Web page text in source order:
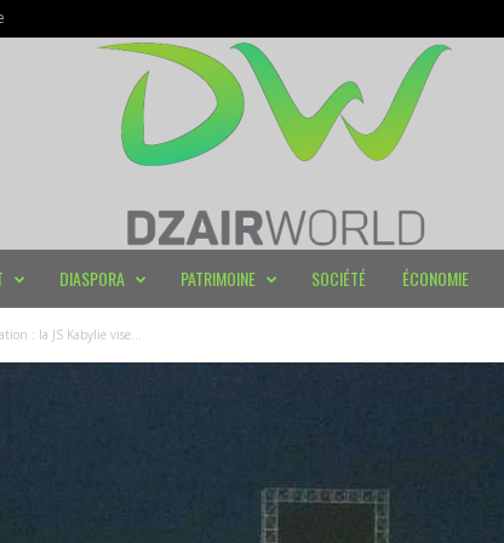
DIASPORA PATRIMOINE SOCIÉTÉ ÉCONOMIE
: la JS Kabylie vise...